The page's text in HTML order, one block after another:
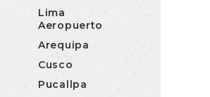
Lima
Aeropuerto
Arequipa
Cusco
Pucallpa